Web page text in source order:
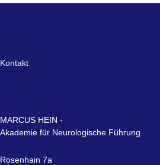
Kontakt
MARCUS HEIN -
Akademie für Neurologische Führung
Rosenhain 7a